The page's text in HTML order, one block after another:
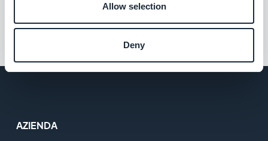
Allow selection
Deny
AZIENDA